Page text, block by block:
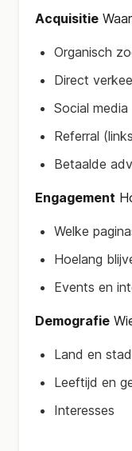
Acquisitie
Organisch
Direct
Social media
Referral
Betaalde
Engagement
Welke
Hoelang
Events en
Demografie
Land en stad
Leeftijd en
Interesses